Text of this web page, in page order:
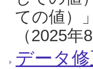
ての値）
（2025年
データ